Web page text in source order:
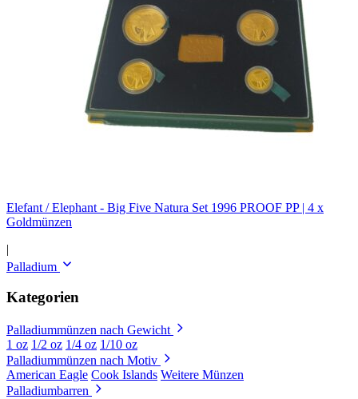
Elefant / Elephant - Big Five Natura Set 1996 PROOF PP | 4 x
Goldmünzen
|
Palladium
Kategorien
Palladiummünzen nach Gewicht
1 oz 1/2 oz 1/4 oz 1/10 oz
Palladiummünzen nach Motiv
American Eagle Cook Islands Weitere Münzen
Palladiumbarren